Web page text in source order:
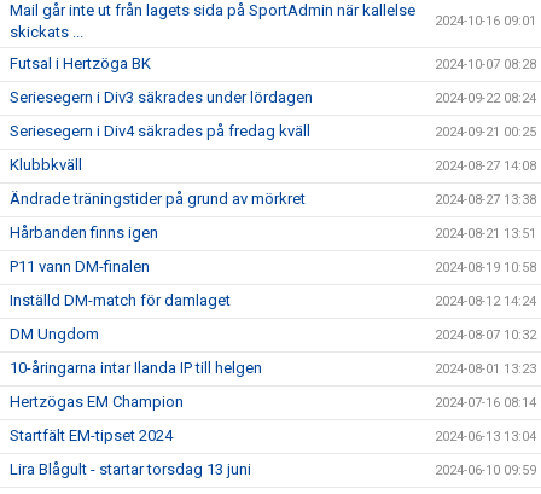
Mail går inte ut från lagets sida på SportAdmin när kallelse
skickats ...
2024-10-16 09:01
Futsal i Hertzöga BK 2024-10-07 08:28
Seriesegern i Div3 säkrades under lördagen 2024-09-22 08:24
Seriesegern i Div4 säkrades på fredag kväll 2024-09-21 00:25
Klubbkväll 2024-08-27 14:08
Ändrade träningstider på grund av mörkret 2024-08-27 13:38
Hårbanden finns igen 2024-08-21 13:51
P11 vann DM-finalen 2024-08-19 10:58
Inställd DM-match för damlaget 2024-08-12 14:24
DM Ungdom 2024-08-07 10:32
10-åringarna intar Ilanda IP till helgen 2024-08-01 13:23
Hertzögas EM Champion 2024-07-16 08:14
Startfält EM-tipset 2024 2024-06-13 13:04
Lira Blågult - startar torsdag 13 juni 2024-06-10 09:59